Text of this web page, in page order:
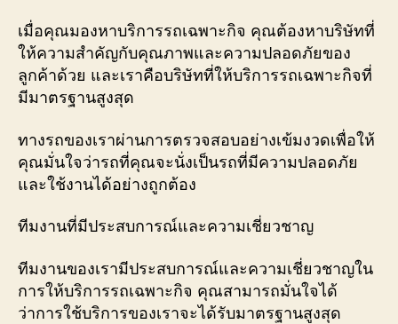
เมื่อคุณมองหาบริการรถเฉพาะกิจ คุณต้องหาบริษัทที่
ให้ความสำคัญกับคุณภาพและความปลอดภัยของ
ลูกค้าด้วย และเราคือบริษัทที่ให้บริการรถเฉพาะกิจที่
มีมาตรฐานสูงสุด
ทางรถของเราผ่านการตรวจสอบอย่างเข้มงวดเพื่อให้
คุณมั่นใจว่ารถที่คุณจะนั่งเป็นรถที่มีความปลอดภัย
และใช้งานได้อย่างถูกต้อง
ทีมงานที่มีประสบการณ์และความเชี่ยวชาญ
ทีมงานของเรามีประสบการณ์และความเชี่ยวชาญใน
การให้บริการรถเฉพาะกิจ คุณสามารถมั่นใจได้
ว่าการใช้บริการของเราจะได้รับมาตรฐานสูงสุด